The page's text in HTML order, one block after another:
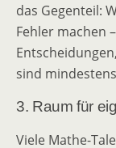
das Gegenteil:
Fehler machen
sind
3. Raum für
Viele Mathe-